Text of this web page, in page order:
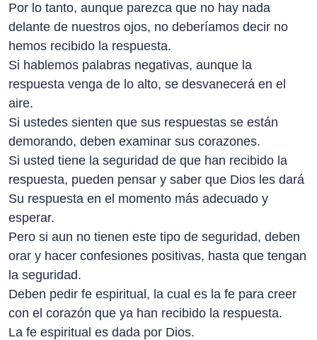
Por lo tanto, aunque parezca que no hay nada
delante de nuestros ojos, no deberíamos decir no
hemos recibido la respuesta.
Si hablemos palabras negativas, aunque la
respuesta venga de lo alto, se desvanecerá en el
aire.
Si ustedes sienten que sus respuestas se están
demorando, deben examinar sus corazones.
Si usted tiene la seguridad de que han recibido la
respuesta, pueden pensar y saber que Dios les dará
Su respuesta en el momento más adecuado y
esperar.
Pero si aun no tienen este tipo de seguridad, deben
orar y hacer confesiones positivas, hasta que tengan
la seguridad.
Deben pedir fe espiritual, la cual es la fe para creer
con el corazón que ya han recibido la respuesta.
La fe espiritual es dada por Dios.